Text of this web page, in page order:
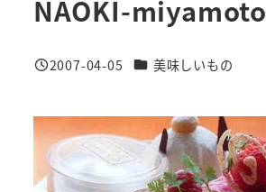
NAOKI-miyamoto
投稿日
2007-04-05 カテゴリー
美味しいもの